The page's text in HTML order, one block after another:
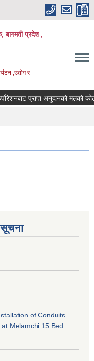
बागमती प्रदेश ,
,उद्योग र
प्राप्त अनुदानको मलको कोटा
of Conduits
Melamchi 15 Bed